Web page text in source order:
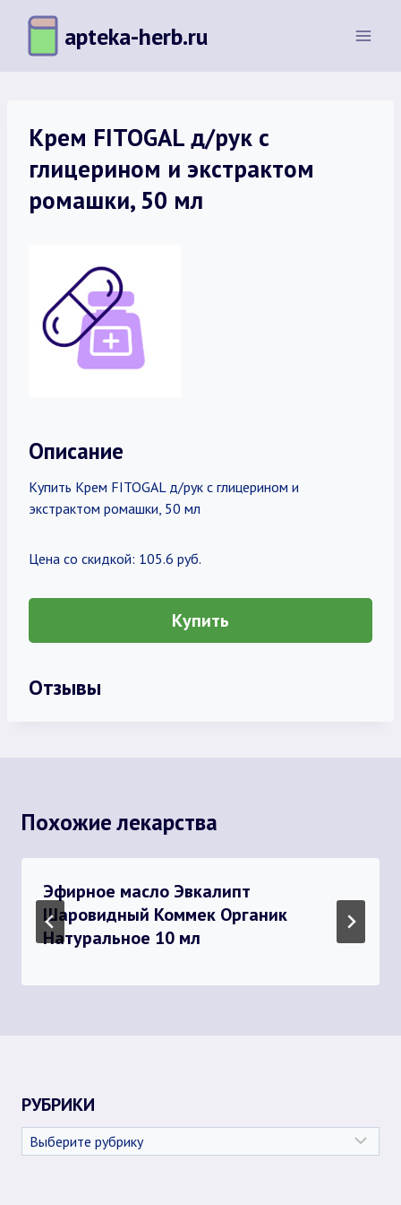
Перейти
содержимому
apteka-herb.ru
Крем FITOGAL д/рук с
глицерином и экстрактом
ромашки, 50 мл
Описание
Купить Крем FITOGAL д/рук с глицерином и
экстрактом ромашки, 50 мл
Цена со скидкой: 105.6 руб.
Купить
Отзывы
Похожие лекарства
Эфирное масло Эвкалипт
Шаровидный Коммек Органик
Натуральное 10 мл
РУБРИКИ
Рубрики